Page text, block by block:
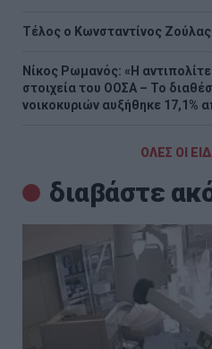
Τέλος ο Κωνσταντίνος Ζούλας
Νίκος Ρωμανός: «Η
στοιχεία του ΟΟΣΑ – Το
νοικοκυριών αυξήθηκε 17,1%
ΟΛΕΣ ΟΙ
διαβάστε